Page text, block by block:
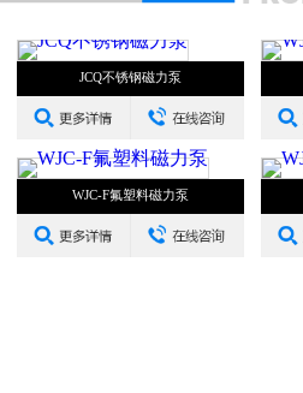
JCQ不锈钢磁力泵
WJC-F氟塑料磁力泵